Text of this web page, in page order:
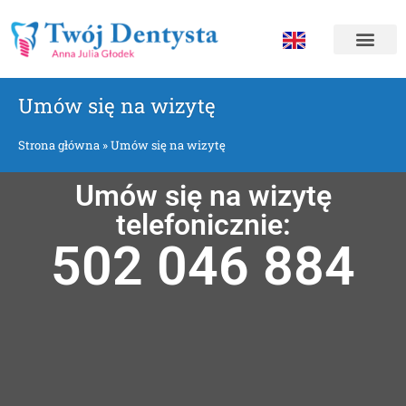
Umów się na wizytę
Strona główna »Umów się na wizytę
Umów się na wizytę
telefonicznie:
502 046 884